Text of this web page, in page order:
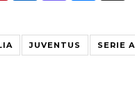
JUVENTUS SERIE A